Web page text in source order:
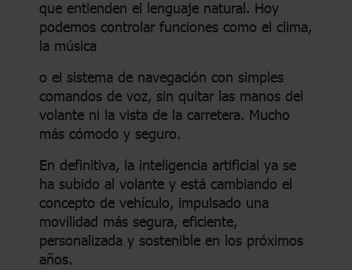
que entienden el lenguaje natural. Hoy
podemos controlar funciones como el clima,
la música
o el sistema de navegación con simples
comandos de voz, sin quitar las manos del
volante ni la vista de la carretera. Mucho
más cómodo y seguro.
En definitiva, la inteligencia artificial ya se
ha subido al volante y está cambiando el
concepto de vehículo, impulsado una
movilidad más segura, eficiente,
personalizada y sostenible en los próximos
años.